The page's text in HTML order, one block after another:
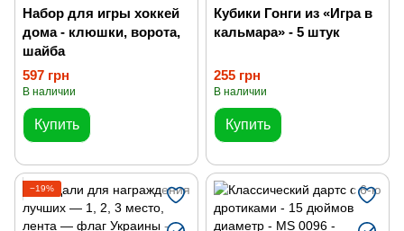
Набор для игры хоккей
дома - клюшки, ворота,
шайба
597 грн
В наличии
Купить
Кубики Гонги из «Игра в
кальмара» - 5 штук
255 грн
В наличии
Купить
−19%